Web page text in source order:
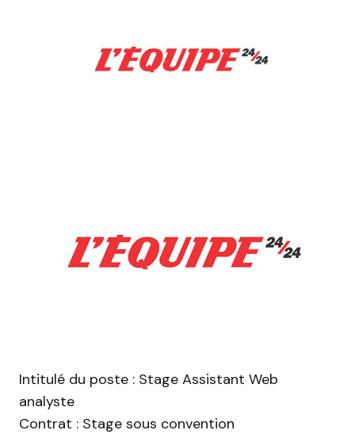
Intitulé du poste : Stage Assistant Web
analyste
Contrat : Stage sous convention